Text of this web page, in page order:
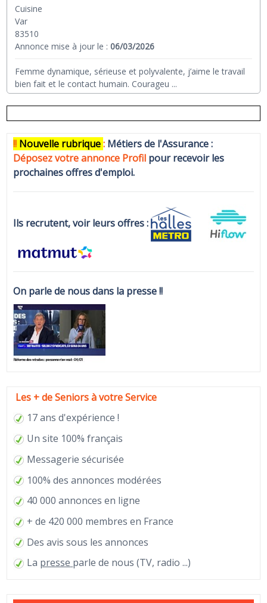
Cuisine
Var
83510
Annonce mise à jour le :06/03/2026
Femme dynamique, sérieuse et polyvalente, j’aime le travail
bien fait et le contact humain. Courageu ...
!! Nouvelle rubrique: Métiers de l'Assurance :
Déposez votre annonce Profil pour recevoir les
prochaines offres d'emploi.
Ils recrutent, voir leurs offres :
On parle de nous dans la presse !!
Les + de Seniors à votre Service
17 ans d'expérience !
Un site 100% français
Messagerie sécurisée
100% des annonces modérées
40 000 annonces en ligne
+ de 420 000 membres en France
Des avis sous les annonces
La presse parle de nous (TV, radio ...)